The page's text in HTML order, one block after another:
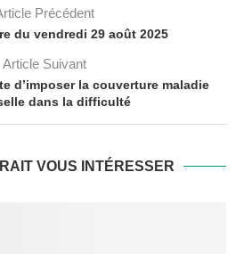
Précédent
du vendredi 29 août 2025
Article Suivant
d’imposer la couverture maladie
dans la difficulté
VOUS INTÉRESSER